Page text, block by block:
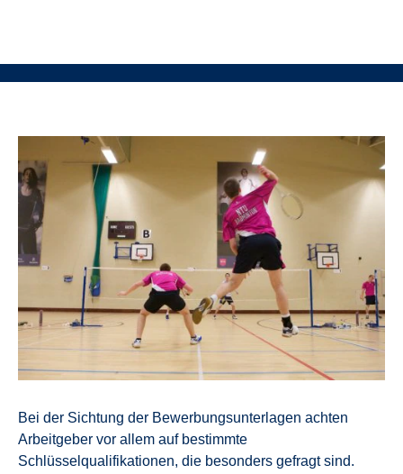
Bei der Sichtung der Bewerbungsunterlagen achten
Arbeitgeber vor allem auf bestimmte
Schlüsselqualifikationen, die besonders gefragt sind.